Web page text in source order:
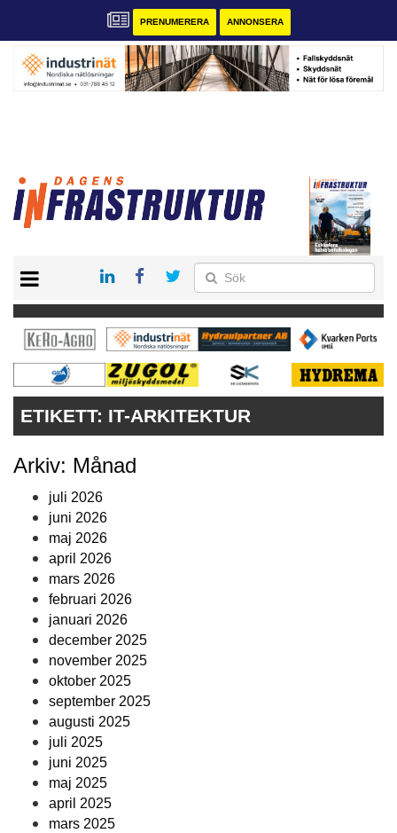
PRENUMERERA ANNONSERA
KONTAKT
VÅRA ANDRA MAGASIN
PRENUMERERA
ANNONSERA
ETIKETT: IT-ARKITEKTUR
Arkiv: Månad
juli 2026
juni 2026
maj 2026
april 2026
mars 2026
februari 2026
januari 2026
december 2025
november 2025
oktober 2025
september 2025
augusti 2025
juli 2025
juni 2025
maj 2025
april 2025
mars 2025